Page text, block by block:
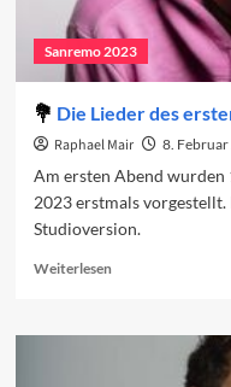
Sanremo 2023
Die Lieder des
Raphael Mair 8.
Am ersten Abend wurden
2023 erstmals
Studioversion.
WeiterlesenRead
Die